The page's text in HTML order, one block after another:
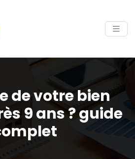
de votre bien
9 ans ? guide